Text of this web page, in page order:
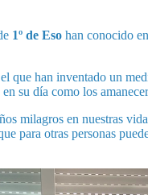
1º de Eso han conocido
que han inventado un
su día como los
milagros en nuestras
para otras personas